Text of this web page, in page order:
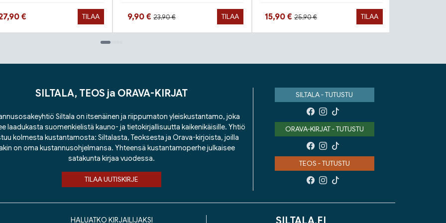
nyt
€ TILAA Hinta nyt
9,90 € Hinta aiemmin
23,90 € TILAA Hinta nyt
15,90 € Hinta aiemmin
25,90 € TILAA
SILTALA, TEOS ja ORAVA-KIRJAT
Siltala on itsenäinen ja riippumaton yleiskustantamo, joka
laadukasta suomenkielistä kauno- ja tietokirjallisuutta kaikenikäisille. Yhtiö
kolmesta kustantamosta: Siltalasta, Teoksesta ja Orava-kirjoista, joilla
on oma kustannusohjelmansa. Yhteensä kustantamoperhe julkaisee
satakunta kirjaa vuodessa.
TILAA UUTISKIRJE
SILTALA - TUTUSTU
ORAVA-KIRJAT - TUTUSTU
TEOS - TUTUSTU
HALUATKO KIRJAILIJAKSI